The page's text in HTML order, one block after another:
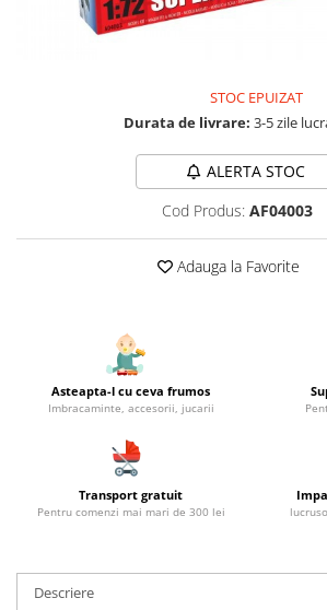
Jucarii si jocuri exterior
Kituri constructie si pictura
Machete auto Diecast
Masini, trenuri, avioane
Accesorii
Role, patine cu rotile
Organizatoare
STOC EPUIZAT
Durata de livrare: 3-5 zile
ALERTA STOC
Cod Produs: AF04003
Adauga la Favorite
Asteapta-l cu ceva frumos
Imbracaminte, accesorii, jucarii
Transport gratuit
Pentru comenzi mai mari de 300 lei
Descriere